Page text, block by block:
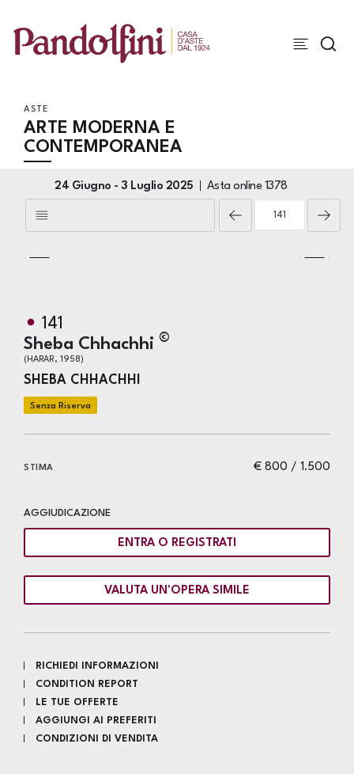
ASTE
ARTE MODERNA E
CONTEMPORANEA
24 Giugno -3 Luglio 2025 Asta online 1378
141
Sheba Chhachhi ©
(HARAR, 1958)
SHEBA CHHACHHI
€ 800 / 1.500
STIMA
AGGIUDICAZIONE
ENTRA O REGISTRATI
VALUTA UN'OPERA SIMILE
RICHIEDI INFORMAZIONI
CONDITION REPORT
LE TUE OFFERTE
AGGIUNGI AI PREFERITI
CONDIZIONI DI VENDITA